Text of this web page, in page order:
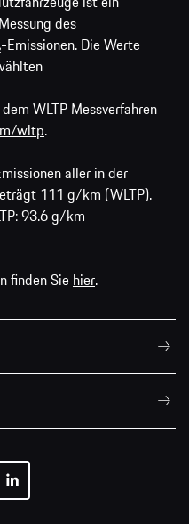
des
Die Werte
WLTP Messverfahren
wltp.
aller in der
111 g/km (WLTP).
93.6 g/km
finden Sie hier.